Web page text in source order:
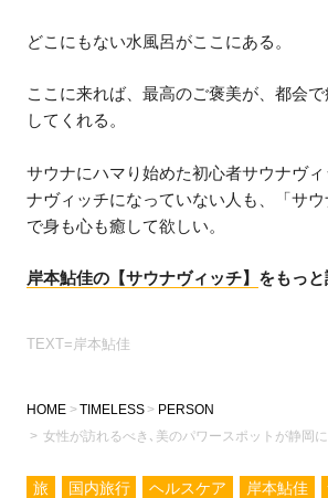
どこにもない水風呂がここにある。
ここに来れば、最高のご褒美が、都会
してくれる。
サウナにハマり始めた初心者サウナヴ
ナヴィッチになっていない人も、「サウ
で身も心も癒して欲しい。
岸本鮎佳の【サウナヴィッチ】 をもっと
TEXT=岸本鮎佳
HOME TIMELESS
PERSON
女性が訪れるべき､美のパワースポットが静岡
旅 国内旅行 ヘルスケア 岸本鮎佳